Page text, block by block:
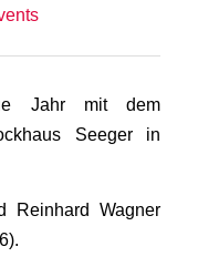
Jahr mit dem
Seeger in
Reinhard Wagner